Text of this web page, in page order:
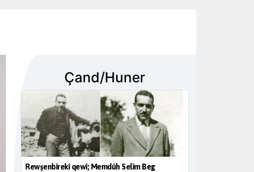
Çand/Huner
Rewşenbîrekî qewî; Memdûh Selîm Beg